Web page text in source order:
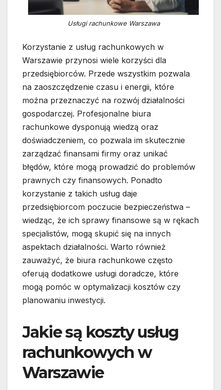
Usługi rachunkowe Warszawa
Korzystanie z usług rachunkowych w
Warszawie przynosi wiele korzyści dla
przedsiębiorców. Przede wszystkim pozwala
na zaoszczędzenie czasu i energii, które
można przeznaczyć na rozwój działalności
gospodarczej. Profesjonalne biura
rachunkowe dysponują wiedzą oraz
doświadczeniem, co pozwala im skutecznie
zarządzać finansami firmy oraz unikać
błędów, które mogą prowadzić do problemów
prawnych czy finansowych. Ponadto
korzystanie z takich usług daje
przedsiębiorcom poczucie bezpieczeństwa –
wiedząc, że ich sprawy finansowe są w rękach
specjalistów, mogą skupić się na innych
aspektach działalności. Warto również
zauważyć, że biura rachunkowe często
oferują dodatkowe usługi doradcze, które
mogą pomóc w optymalizacji kosztów czy
planowaniu inwestycji.
Jakie są koszty usług
rachunkowych w
Warszawie